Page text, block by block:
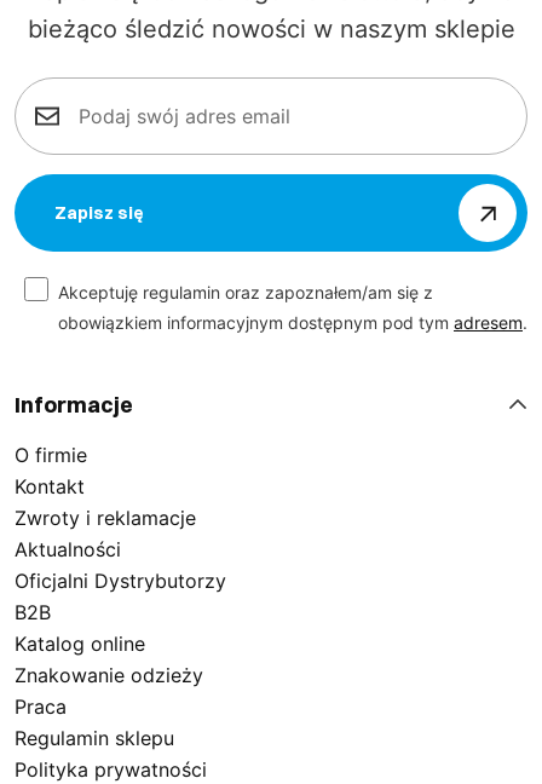
bieżąco śledzić nowości w naszym sklepie
Zapisz się
Akceptuję regulamin oraz zapoznałem/am się z
obowiązkiem informacyjnym dostępnym pod tym adresem.
Informacje
O firmie
Kontakt
Zwroty i reklamacje
Aktualności
Oficjalni Dystrybutorzy
B2B
Katalog online
Znakowanie odzieży
Praca
Regulamin sklepu
Polityka prywatności